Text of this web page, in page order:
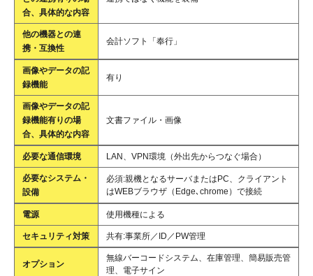
合、具体的な内容
他の機器との連
携・互換性
会計ソフト「奉行」
画像やデータの記
録機能
有り
画像やデータの記
録機能有りの場
合、具体的な内容
文書ファイル・画像
必要な通信環境 LAN、VPN環境（外出先からつなぐ場合）
必要なシステム・
設備
必須:親機となるサーバまたはPC、クライアント
はWEBブラウザ（Edge､chrome）で接続
電源 使用機種による
セキュリティ対策 共有:事業所／ID／PW管理
オプション
無線バーコードシステム、在庫管理、簡易販売管
理、電子サイン